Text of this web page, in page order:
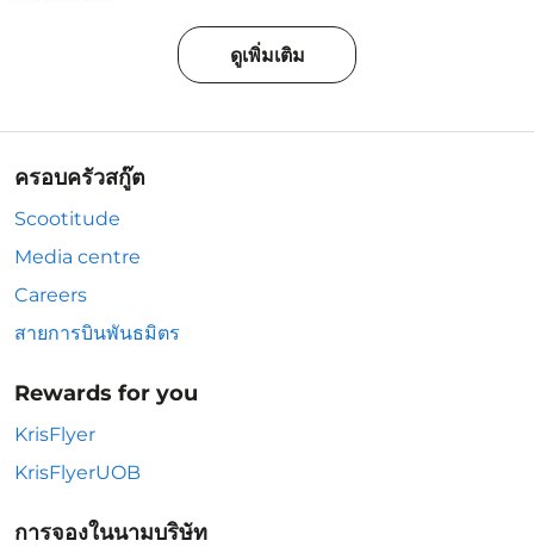
ดูเพิ่มเติม
ครอบครัวสกู๊ต
Scootitude
Media centre
Careers
สายการบินพันธมิตร
Rewards for you
KrisFlyer
KrisFlyerUOB
การจองในนามบริษัท